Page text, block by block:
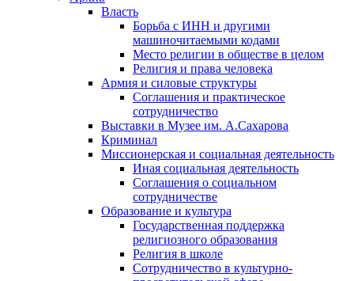
Власть
Борьба с ИНН и другими
машиночитаемыми кодами
Место религии в обществе в целом
Религия и права человека
Армия и силовые структуры
Соглашения и практическое
сотрудничество
Выставки в Музее им. А.Сахарова
Криминал
Миссионерская и социальная деятельность
Иная социальная деятельность
Соглашения о социальном
сотрудничестве
Образование и культура
Государственная поддержка
религиозного образования
Религия в школе
Сотрудничество в культурно-